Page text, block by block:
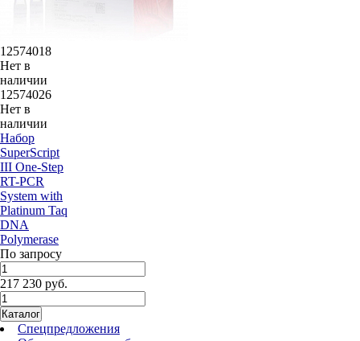
12574018
Нет в
наличии
12574026
Нет в
наличии
Набор
SuperScript
III One-Step
RT-PCR
System with
Platinum Taq
DNA
Polymerase
По запросу
217 230 руб.
Каталог
Спецпредложения